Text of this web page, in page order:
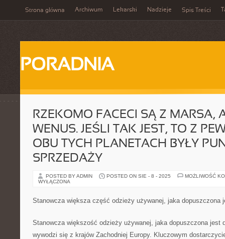
Strona główna Archiwum Lekarski Nadzieje Spis Treści
PORADNIA
RZEKOMO FACECI SĄ Z MARSA,
WENUS. JEŚLI TAK JEST, TO Z
OBU TYCH PLANETACH BYŁY
SPRZEDAŻY
POSTED BY ADMIN POSTED ON SIE - 8 - 2025
MOŻLIWOŚĆ
WYŁĄCZONA
Stanowcza większa część odzieży używanej, jaka dopuszczona
Stanowcza większość odzieży używanej, jaka dopuszczona jest
wywodzi się z krajów Zachodniej Europy. Kluczowym